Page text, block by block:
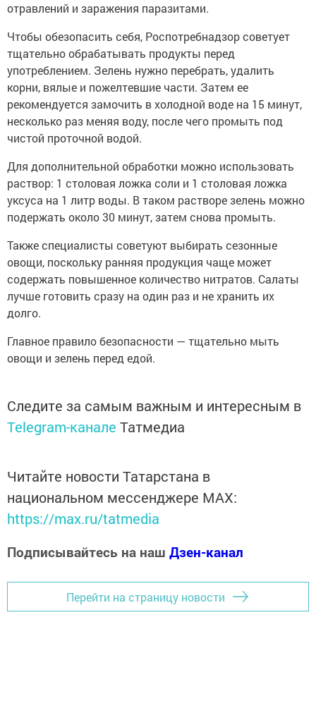
отравлений и заражения паразитами.
Чтобы обезопасить себя, Роспотребнадзор советует
тщательно обрабатывать продукты перед
употреблением. Зелень нужно перебрать, удалить
корни, вялые и пожелтевшие части. Затем ее
рекомендуется замочить в холодной воде на 15 минут,
несколько раз меняя воду, после чего промыть под
чистой проточной водой.
Для дополнительной обработки можно использовать
раствор: 1 столовая ложка соли и 1 столовая ложка
уксуса на 1 литр воды. В таком растворе зелень можно
подержать около 30 минут, затем снова промыть.
Также специалисты советуют выбирать сезонные
овощи, поскольку ранняя продукция чаще может
содержать повышенное количество нитратов. Салаты
лучше готовить сразу на один раз и не хранить их
долго.
Главное правило безопасности — тщательно мыть
овощи и зелень перед едой.
Следите за самым важным и интересным в
Telegram-канале Татмедиа
Читайте новости Татарстана в
национальном мессенджере MАХ:
https://max.ru/tatmedia
Подписывайтесь на наш Дзен-канал
Перейти на страницу новости